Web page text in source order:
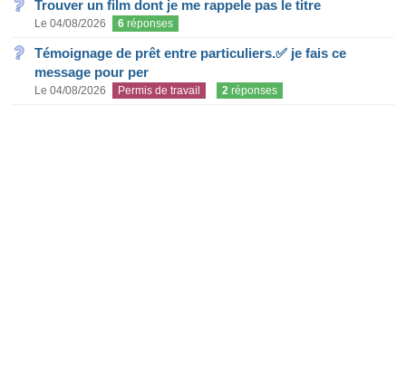
Trouver un film dont je me rappele pas le titre
Le 04/08/2026 6 réponses
Témoignage de prêt entre particuliers.✅ je fais ce
message pour per
Le 04/08/2026 Permis de travail 2 réponses